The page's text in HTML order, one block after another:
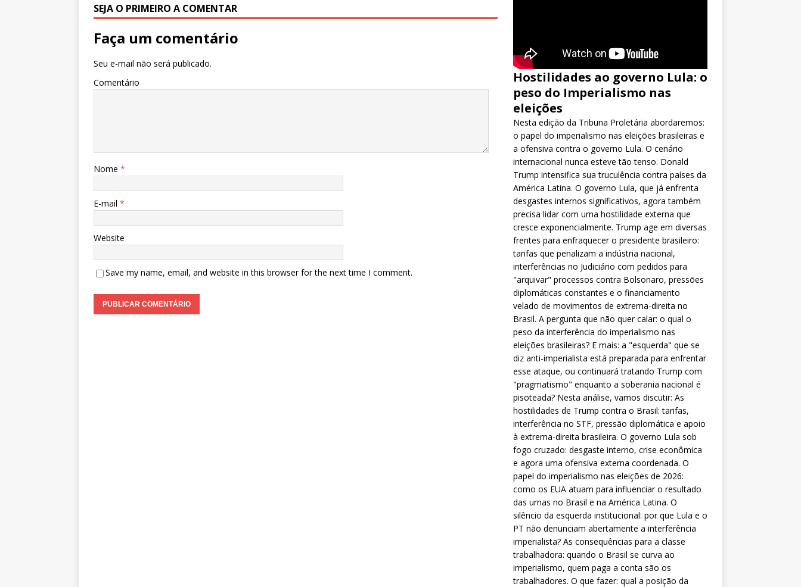
k
SEJA O PRIMEIRO A COMENTAR
Faça um comentário
Seu e-mail não será publicado.
Comentário
Nome *
E-mail *
Website
Save my name, email, and website in this browser for the next time I comment.
Hostilidades ao governo Lula: o
peso do Imperialismo nas
eleições
Nesta edição da Tribuna Proletária abordaremos:
o papel do imperialismo nas eleições brasileiras e
a ofensiva contra o governo Lula. O cenário
internacional nunca esteve tão tenso. Donald
Trump intensifica sua truculência contra países da
América Latina. O governo Lula, que já enfrenta
desgastes internos significativos, agora também
precisa lidar com uma hostilidade externa que
cresce exponencialmente. Trump age em diversas
frentes para enfraquecer o presidente brasileiro:
tarifas que penalizam a indústria nacional,
interferências no Judiciário com pedidos para
"arquivar" processos contra Bolsonaro, pressões
diplomáticas constantes e o financiamento
velado de movimentos de extrema-direita no
Brasil. A pergunta que não quer calar: o qual o
peso da interferência do imperialismo nas
eleições brasileiras? E mais: a "esquerda" que se
diz anti-imperialista está preparada para enfrentar
esse ataque, ou continuará tratando Trump com
"pragmatismo" enquanto a soberania nacional é
pisoteada? Nesta análise, vamos discutir: As
hostilidades de Trump contra o Brasil: tarifas,
interferência no STF, pressão diplomática e apoio
à extrema-direita brasileira. O governo Lula sob
fogo cruzado: desgaste interno, crise econômica
e agora uma ofensiva externa coordenada. O
papel do imperialismo nas eleições de 2026:
como os EUA atuam para influenciar o resultado
das urnas no Brasil e na América Latina. O
silêncio da esquerda institucional: por que Lula e o
PT não denunciam abertamente a interferência
imperialista? As consequências para a classe
trabalhadora: quando o Brasil se curva ao
imperialismo, quem paga a conta são os
trabalhadores. O que fazer: qual a posição da